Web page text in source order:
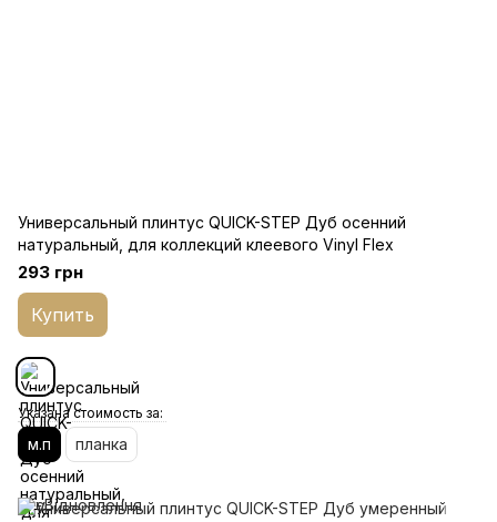
Универсальный плинтус QUICK-STEP Дуб осенний
натуральный, для коллекций клеевого Vinyl Flex
293 грн
Купить
Указана стоимость за:
м.п планка